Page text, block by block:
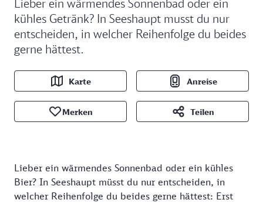
Lieber ein wärmendes Sonnenbad oder ein
kühles Getränk? In Seeshaupt musst du nur
entscheiden, in welcher Reihenfolge du beides
gerne hättest.
Karte Anreise
Merken Teilen
Lieber ein wärmendes Sonnenbad oder ein kühles
Bier? In Seeshaupt müsst du nur entscheiden, in
welcher Reihenfolge du beides gerne hättest: Erst